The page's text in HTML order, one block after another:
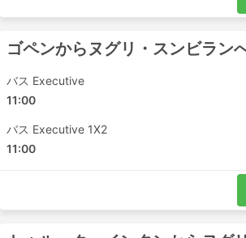
ゴペンからヌグリ・スンビラン
バス Executive
11:00
バス Executive 1X2
11:00